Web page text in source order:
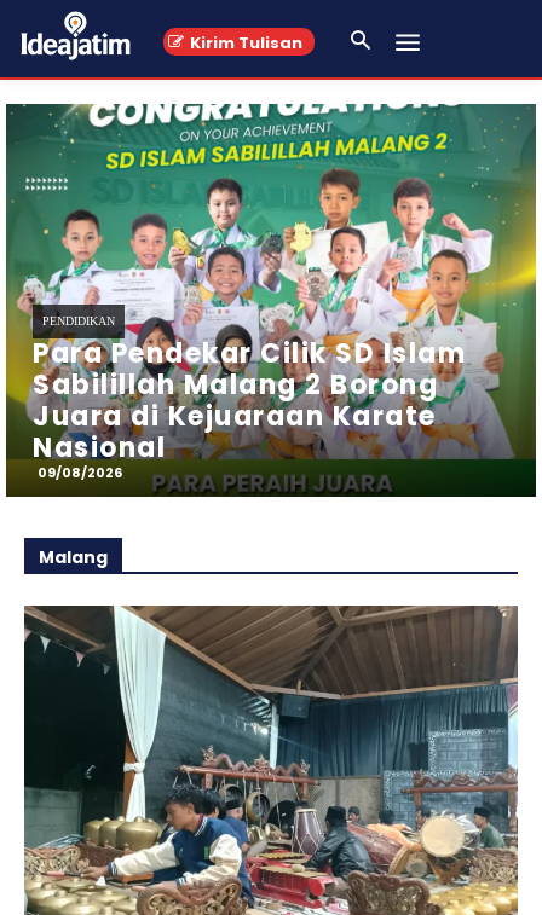
Kirim Tulisan
PENDIDIKAN
KKN-T 07 UNIRA Malang
Ciptakan Sarana Kebersihan
Berbasis Daur Ulang sebagai
Media Edukasi Lingkungan
09/08/2026
Malang